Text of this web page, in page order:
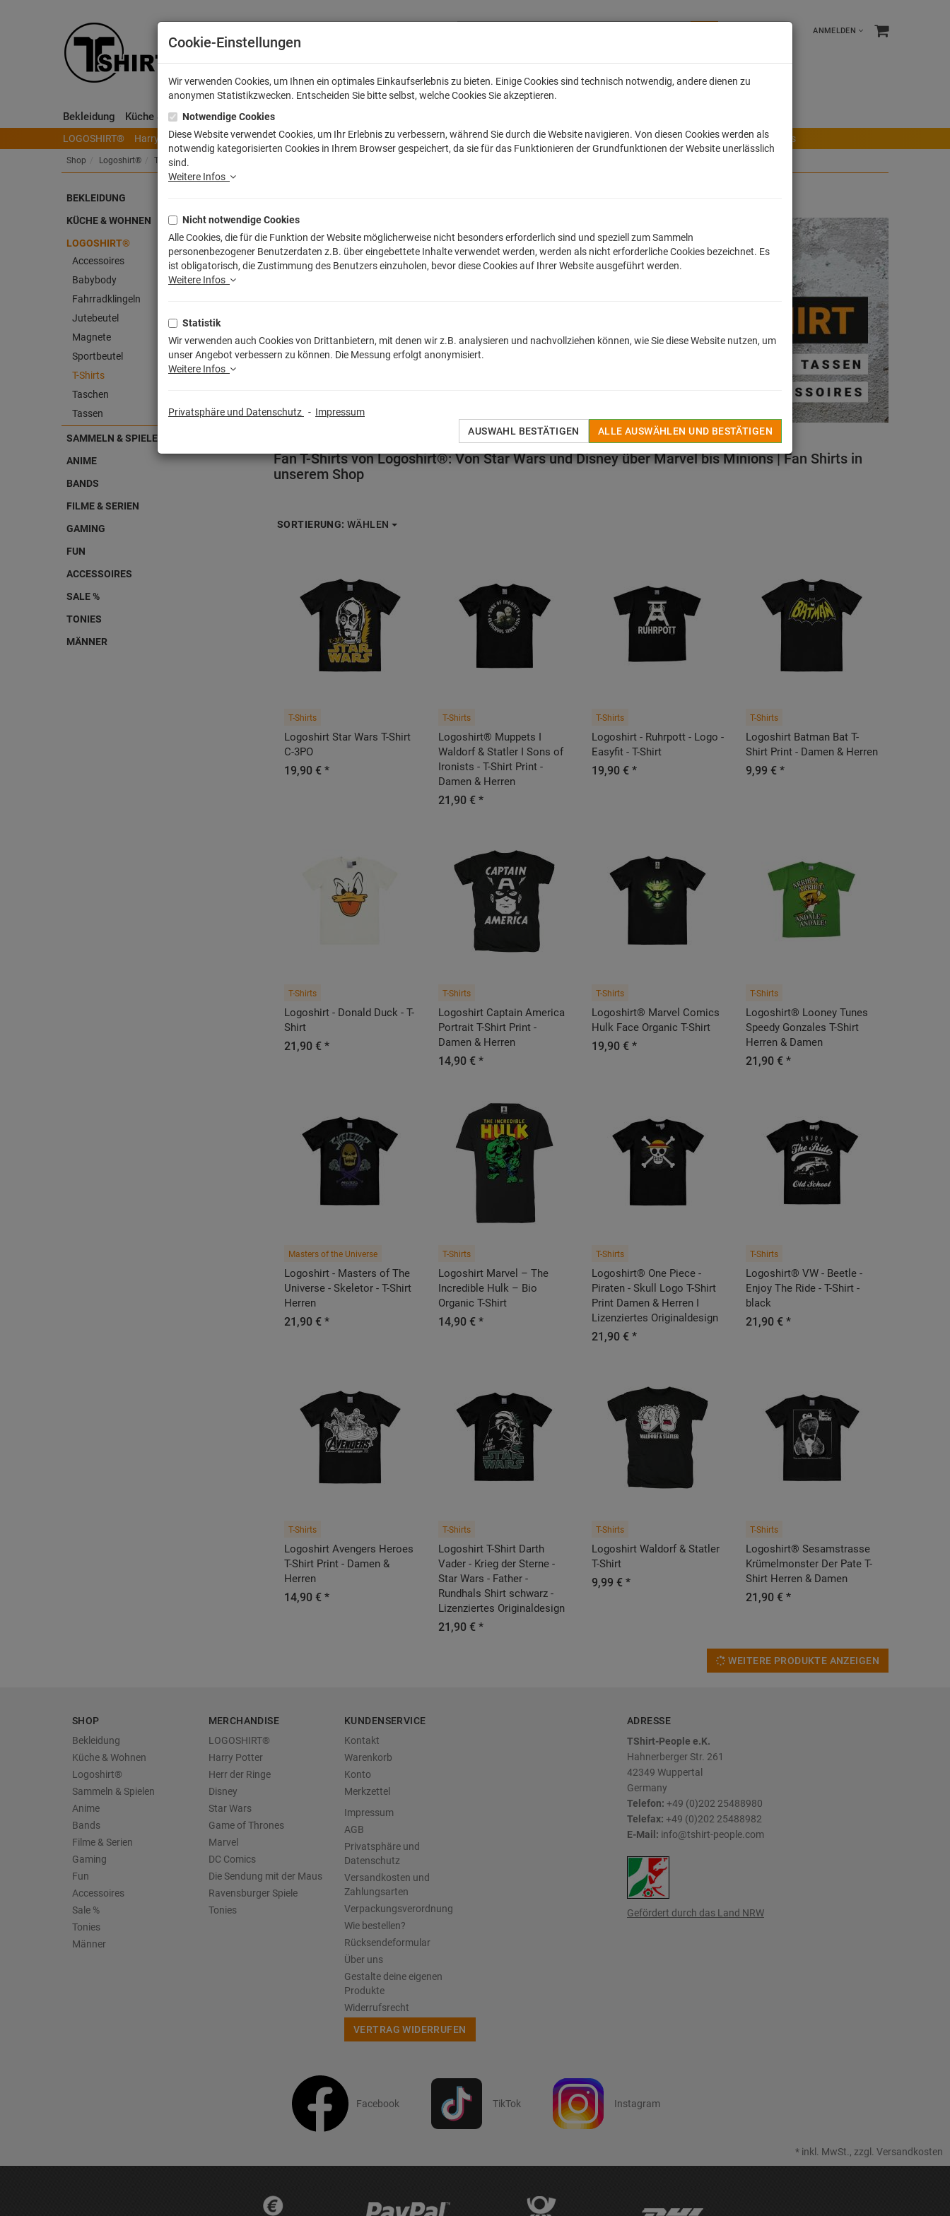
ANMELDEN
Bekleidung Küche & Wohnen Sammeln & Spielen
LOGOSHIRT® Harry Potter Herr der Ringe Disney Star Wars Game of Thrones Marvel DC Comics Die Sendung mit der Maus Ravensburger Spiele Tonies
Shop Logoshirt® T-Shirts
BEKLEIDUNG
KÜCHE & WOHNEN
LOGOSHIRT®
Accessoires
Babybody
Fahrradklingeln
Jutebeutel
Magnete
Sportbeutel
T-Shirts
Taschen
Tassen
SAMMELN & SPIELEN
ANIME
BANDS
FILME & SERIEN
GAMING
FUN
ACCESSOIRES
SALE %
TONIES
MÄNNER
Fan T-Shirts von Logoshirt®: Von Star Wars und Disney über Marvel bis Minions | Fan Shirts in
unserem Shop
SORTIERUNG: WÄHLEN
T-Shirts
Logoshirt Star Wars T-Shirt
C-3PO
19,90 € *
T-Shirts
Logoshirt® Muppets I
Waldorf & Statler I Sons of
Ironists - T-Shirt Print -
Damen & Herren
21,90 € *
T-Shirts
Logoshirt - Ruhrpott - Logo -
Easyfit - T-Shirt
19,90 € *
T-Shirts
Logoshirt Batman Bat T-
Shirt Print - Damen & Herren
9,99 € *
T-Shirts
Logoshirt - Donald Duck - T-
Shirt
21,90 € *
T-Shirts
Logoshirt Captain America
Portrait T-Shirt Print -
Damen & Herren
14,90 € *
T-Shirts
Logoshirt® Marvel Comics
Hulk Face Organic T-Shirt
19,90 € *
T-Shirts
Logoshirt®️ Looney Tunes
Speedy Gonzales T-Shirt
Herren & Damen
21,90 € *
Masters of the Universe
Logoshirt - Masters of The
Universe - Skeletor - T-Shirt
Herren
21,90 € *
T-Shirts
Logoshirt Marvel – The
Incredible Hulk – Bio
Organic T-Shirt
14,90 € *
T-Shirts
Logoshirt®️ One Piece -
Piraten - Skull Logo T-Shirt
Print Damen & Herren I
Lizenziertes Originaldesign
21,90 € *
T-Shirts
Logoshirt®️ VW - Beetle -
Enjoy The Ride - T-Shirt -
black
21,90 € *
T-Shirts
Logoshirt Avengers Heroes
T-Shirt Print - Damen &
Herren
14,90 € *
T-Shirts
Logoshirt T-Shirt Darth
Vader - Krieg der Sterne -
Star Wars - Father -
Rundhals Shirt schwarz -
Lizenziertes Originaldesign
21,90 € *
T-Shirts
Logoshirt Waldorf & Statler
T-Shirt
9,99 € *
T-Shirts
Logoshirt® Sesamstrasse
Krümelmonster Der Pate T-
Shirt Herren & Damen
21,90 € *
WEITERE PRODUKTE ANZEIGEN
SHOP
Bekleidung
Küche & Wohnen
Logoshirt®
Sammeln & Spielen
Anime
Bands
Filme & Serien
Gaming
Fun
Accessoires
Sale %
Tonies
Männer
MERCHANDISE
LOGOSHIRT®
Harry Potter
Herr der Ringe
Disney
Star Wars
Game of Thrones
Marvel
DC Comics
Die Sendung mit der Maus
Ravensburger Spiele
Tonies
KUNDENSERVICE
Kontakt
Warenkorb
Konto
Merkzettel
Impressum
AGB
Privatsphäre und
Datenschutz
Versandkosten und
Zahlungsarten
Verpackungsverordnung
Wie bestellen?
Rücksendeformular
Über uns
Gestalte deine eigenen
Produkte
Widerrufsrecht
VERTRAG WIDERRUFEN
ADRESSE
TShirt-People e.K.
Hahnerberger Str. 261
42349 Wuppertal
Germany
Telefon: +49 (0)202 25488980
Telefax: +49 (0)202 25488982
E-Mail: info@tshirt-people.com
Gefördert durch das Land NRW
Facebook TikTok Instagram
* inkl. MwSt., zzgl. Versandkosten
Cookie-Einstellungen
Wir verwenden Cookies, um Ihnen ein optimales Einkaufserlebnis zu bieten. Einige Cookies sind technisch notwendig, andere dienen zu
anonymen Statistikzwecken. Entscheiden Sie bitte selbst, welche Cookies Sie akzeptieren.
Notwendige Cookies
Diese Website verwendet Cookies, um Ihr Erlebnis zu verbessern, während Sie durch die Website navigieren. Von diesen Cookies werden als
notwendig kategorisierten Cookies in Ihrem Browser gespeichert, da sie für das Funktionieren der Grundfunktionen der Website unerlässlich
sind.
Weitere Infos
Nicht notwendige Cookies
Alle Cookies, die für die Funktion der Website möglicherweise nicht besonders erforderlich sind und speziell zum Sammeln
personenbezogener Benutzerdaten z.B. über eingebettete Inhalte verwendet werden, werden als nicht erforderliche Cookies bezeichnet. Es
ist obligatorisch, die Zustimmung des Benutzers einzuholen, bevor diese Cookies auf Ihrer Website ausgeführt werden.
Weitere Infos
Statistik
Wir verwenden auch Cookies von Drittanbietern, mit denen wir z.B. analysieren und nachvollziehen können, wie Sie diese Website nutzen, um
unser Angebot verbessern zu können. Die Messung erfolgt anonymisiert.
Weitere Infos
Privatsphäre und Datenschutz - Impressum
AUSWAHL BESTÄTIGEN
ALLE AUSWÄHLEN UND BESTÄTIGEN